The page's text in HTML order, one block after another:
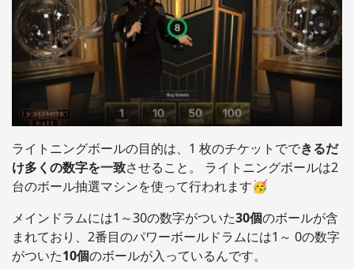
ライトニングボールの目的は、1 枚のチケットでできるだ
け多くの数字を一致させること。 ライトニングボールは2
台のボール抽選マシンを使って行われます🥳
メインドラムには1～30の数字がついた30個のボールが含
まれており、2番目のパワーボールドラムには1～ 0の数字
がついた10個のボールが入っているんです。